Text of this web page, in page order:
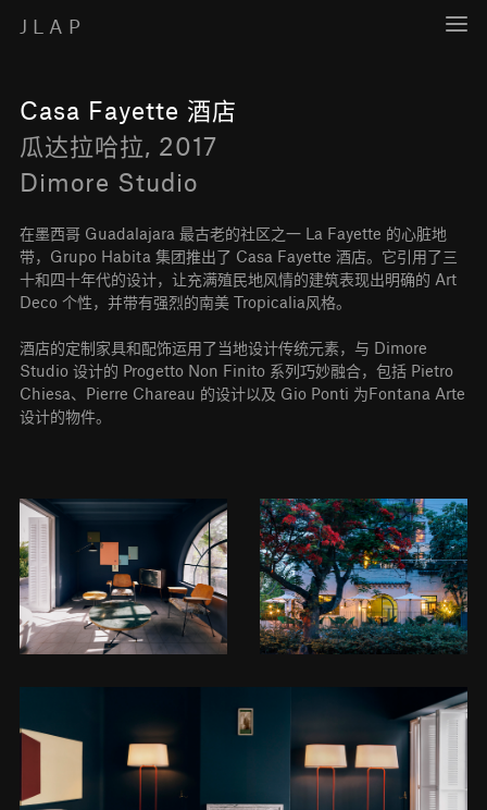
JLAP
Casa Fayette 酒店
瓜达拉哈拉, 2017
Dimore Studio
在墨西哥 Guadalajara 最古老的社区之一 La Fayette 的心脏地
带，Grupo Habita 集团推出了 Casa Fayette 酒店。它引用了三
十和四十年代的设计，让充满殖民地风情的建筑表现出明确的 Art
Deco 个性，并带有强烈的南美 Tropicalia风格。
酒店的定制家具和配饰运用了当地设计传统元素，与 Dimore
Studio 设计的 Progetto Non Finito 系列巧妙融合，包括 Pietro
Chiesa、Pierre Chareau 的设计以及 Gio Ponti 为Fontana Arte
设计的物件。